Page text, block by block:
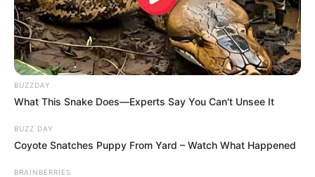
BUZZDAY
What This Snake Does—Experts Say You Can't Unsee It
BUZZ DAY
Coyote Snatches Puppy From Yard – Watch What Happened
BRAINBERRIES